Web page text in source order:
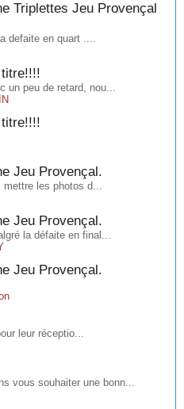
Triplettes Jeu Provençal
defaite en quart ....
un peu de retard, nou...
Jeu Provençal.
mettre les photos d...
Jeu Provençal.
la défaite en final...
Jeu Provençal.
leur réceptio...
vous souhaiter une bonn...